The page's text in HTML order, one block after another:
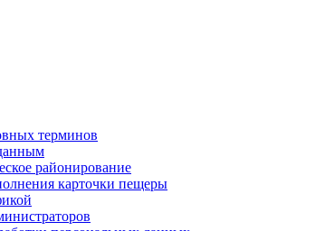
терминов
районирование
карточки пещеры